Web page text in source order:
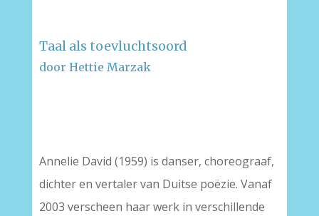
Taal als toevluchtsoord
door Hettie Marzak
Annelie David (1959) is danser, choreograaf,
dichter en vertaler van Duitse poëzie. Vanaf
2003 verscheen haar werk in verschillende